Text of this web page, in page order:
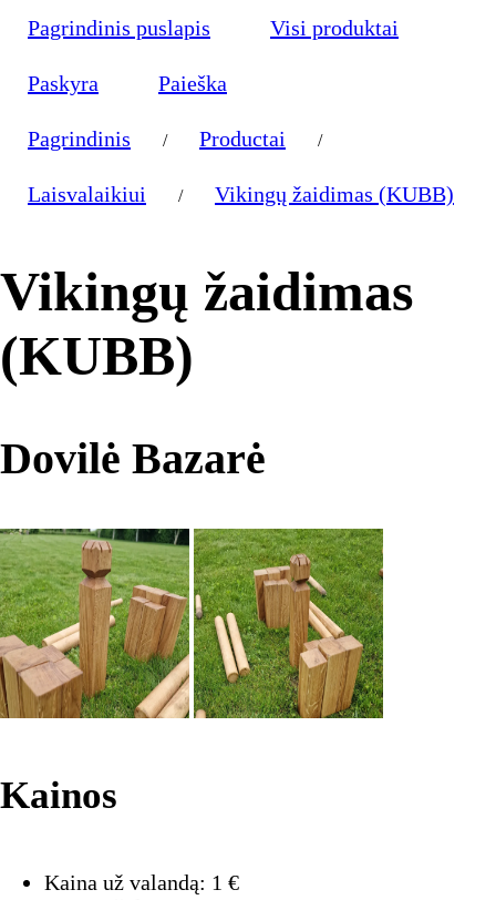
Pagrindinis puslapis Visi produktai
Paskyra Paieška
Pagrindinis / Productai /
Laisvalaikiui / Vikingų žaidimas (KUBB)
Vikingų žaidimas
(KUBB)
Dovilė Bazarė
Kainos
Kaina už valandą: 1 €